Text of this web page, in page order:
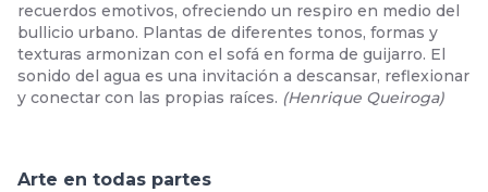
recuerdos emotivos, ofreciendo un respiro en medio del
bullicio urbano. Plantas de diferentes tonos, formas y
texturas armonizan con el sofá en forma de guijarro. El
sonido del agua es una invitación a descansar, reflexionar
y conectar con las propias raíces. (Henrique Queiroga)
Arte en todas partes